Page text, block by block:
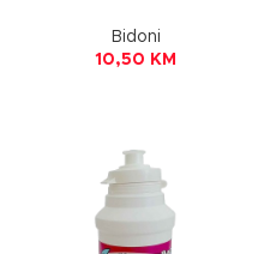
Bidoni
10,50 KM